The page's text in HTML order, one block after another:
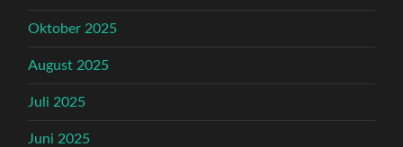
Oktober 2025
August 2025
Juli 2025
Juni 2025